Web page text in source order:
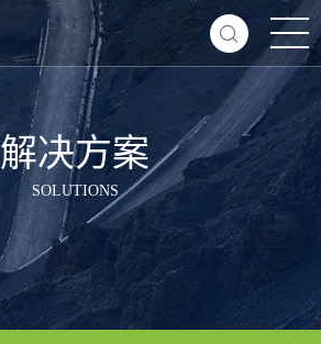
解决方案
SOLUTIONS